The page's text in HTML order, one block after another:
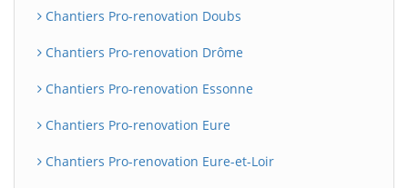
Chantiers Pro-renovation Doubs
Chantiers Pro-renovation Drôme
Chantiers Pro-renovation Essonne
Chantiers Pro-renovation Eure
Chantiers Pro-renovation Eure-et-Loir